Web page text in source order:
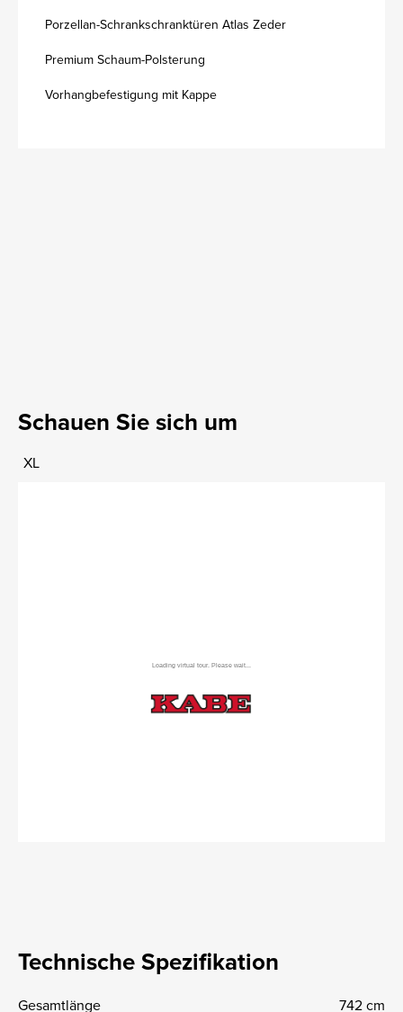
Porzellan-Schrankschranktüren Atlas Zeder
Premium Schaum-Polsterung
Vorhangbefestigung mit Kappe
Schauen Sie sich um
XL
Technische Spezifikation
Gesamtlänge
742 cm